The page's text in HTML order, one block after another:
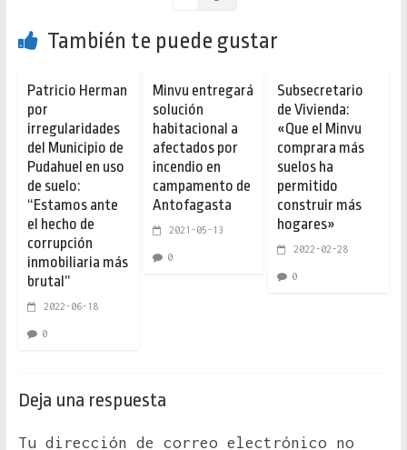
También te puede gustar
Patricio Herman
por
irregularidades
del Municipio de
Pudahuel en uso
de suelo:
“Estamos ante
el hecho de
corrupción
inmobiliaria más
brutal”
2022-06-18
0
Minvu entregará
solución
habitacional a
afectados por
incendio en
campamento de
Antofagasta
2021-05-13
0
Subsecretario
de Vivienda:
«Que el Minvu
comprara más
suelos ha
permitido
construir más
hogares»
2022-02-28
0
Deja una respuesta
Tu dirección de correo electrónico no